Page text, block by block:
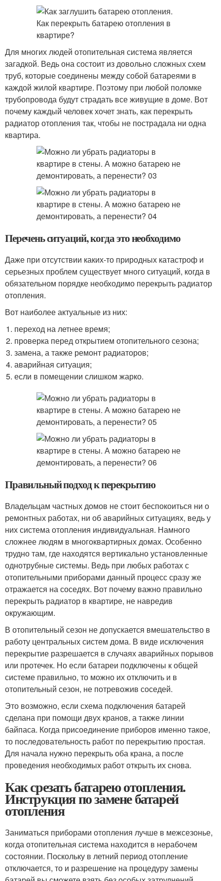
Для многих людей отопительная система является
загадкой. Ведь она состоит из довольно сложных схем
труб, которые соединены между собой батареями в
каждой жилой квартире. Поэтому при любой поломке
трубопровода будут страдать все живущие в доме. Вот
почему каждый человек хочет знать, как перекрыть
радиатор отопления так, чтобы не пострадала ни одна
квартира.
Перечень ситуаций, когда это необходимо
Даже при отсутствии каких-то природных катастроф и
серьезных проблем существует много ситуаций, когда в
обязательном порядке необходимо перекрыть радиатор
отопления.
Вот наиболее актуальные из них:
переход на летнее время;
проверка перед открытием отопительного сезона;
замена, а также ремонт радиаторов;
аварийная ситуация;
если в помещении слишком жарко.
Правильный подход к перекрытию
Владельцам частных домов не стоит беспокоиться ни о
ремонтных работах, ни об аварийных ситуациях, ведь у
них система отопления индивидуальная. Намного
сложнее людям в многоквартирных домах. Особенно
трудно там, где находятся вертикально установленные
однотрубные системы. Ведь при любых работах с
отопительными приборами данный процесс сразу же
отражается на соседях. Вот почему важно правильно
перекрыть радиатор в квартире, не навредив
окружающим.
В отопительный сезон не допускается вмешательство в
работу центральных систем дома. В виде исключения
перекрытие разрешается в случаях аварийных порывов
или протечек. Но если батареи подключены к общей
системе правильно, то можно их отключить и в
отопительный сезон, не потревожив соседей.
Это возможно, если схема подключения батарей
сделана при помощи двух кранов, а также линии
байпаса. Когда присоединение приборов именно такое,
то последовательность работ по перекрытию простая.
Для начала нужно перекрыть оба крана, а после
проведения необходимых работ открыть их снова.
Как срезать батарею отопления.
Инструкция по замене батарей
отопления
Заниматься приборами отопления лучше в межсезонье,
когда отопительная система находится в нерабочем
состоянии. Поскольку в летний период отопление
отключается, то и разрешение на процедуру замены